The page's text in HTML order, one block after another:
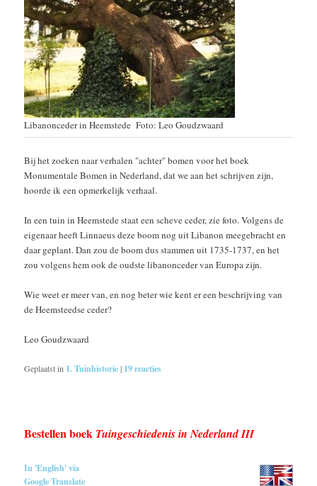
Libanonceder in Heemstede Foto: Leo Goudzwaard
Bij het zoeken naar verhalen "achter" bomen voor het boek
Monumentale Bomen in Nederland, dat we aan het schrijven zijn,
hoorde ik een opmerkelijk verhaal.
In een tuin in Heemstede staat een scheve ceder, zie foto. Volgens de
eigenaar heeft Linnaeus deze boom nog uit Libanon meegebracht en
daar geplant. Dan zou de boom dus stammen uit 1735-1737, en het
zou volgens hem ook de oudste libanonceder van Europa zijn.
Wie weet er meer van, en nog beter wie kent er een beschrijving van
de Heemsteedse ceder?
Leo Goudzwaard
Geplaatst in 1. Tuinhistorie| 19reacties
Bestellen boek Tuingeschiedenis in Nederland III
In 'English' via
Google Translate